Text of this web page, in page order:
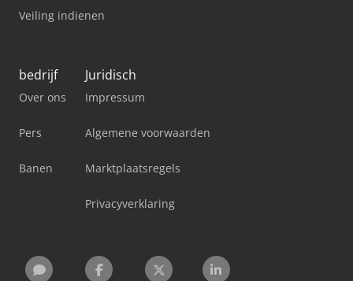
Veiling indienen
bedrijf
Over ons
Pers
Banen
Juridisch
Impressum
Algemene voorwaarden
Marktplaatsregels
Privacyverklaring